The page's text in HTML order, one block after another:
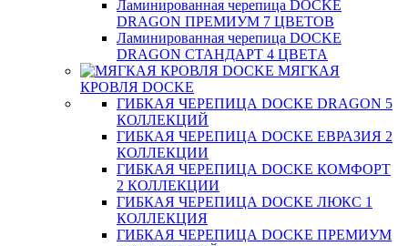
Ламинированная черепица DOCKE
DRAGON ПРЕМИУМ 7 ЦВЕТОВ
Ламинированная черепица DOCKE
DRAGON СТАНДАРТ 4 ЦВЕТA
МЯГКАЯ
КРОВЛЯ DOCKE
ГИБКАЯ ЧЕРЕПИЦА DOCKE DRAGON 5
КОЛЛЕКЦИЙ
ГИБКАЯ ЧЕРЕПИЦА DOCKE ЕВРАЗИЯ 2
КОЛЛЕКЦИИ
ГИБКАЯ ЧЕРЕПИЦА DOCKE КОМФОРТ
2 КОЛЛЕКЦИИ
ГИБКАЯ ЧЕРЕПИЦА DOCKE ЛЮКС 1
КОЛЛЕКЦИЯ
ГИБКАЯ ЧЕРЕПИЦА DOCKE ПРЕМИУМ